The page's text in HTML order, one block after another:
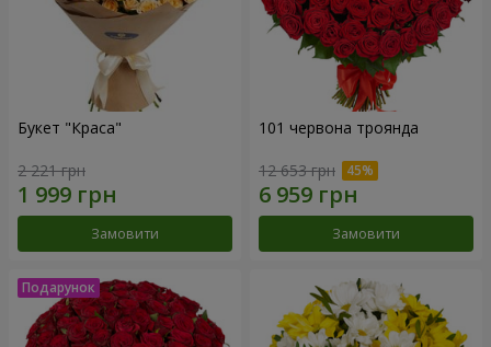
Букет "Краса"
2 221 грн
Замовити
101 червона троянда
12 653 грн
Замовити